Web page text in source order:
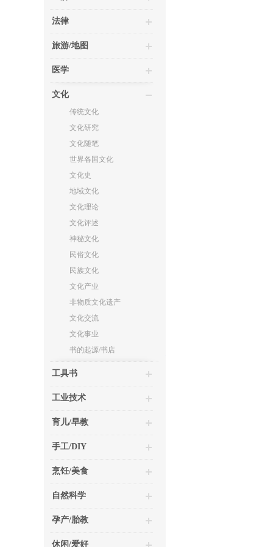
法律
旅游/地图
医学
文化
传统文化
文化研究
文化随笔
世界各国文化
文化史
地域文化
文化理论
文化评述
神秘文化
民俗文化
民族文化
文化产业
非物质文化遗产
文化交流
文化事业
书的起源/书店
工具书
工业技术
育儿/早教
手工/DIY
烹饪/美食
自然科学
孕产/胎教
休闲/爱好